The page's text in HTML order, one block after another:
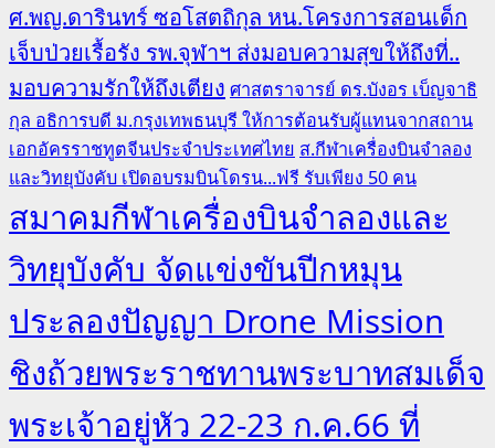
ศ.พญ.ดารินทร์ ซอโสตถิกุล หน.โครงการสอนเด็ก
เจ็บป่วยเรื้อรัง รพ.จุฬาฯ ส่งมอบความสุขให้ถึงที่..
มอบความรักให้ถึงเตียง ศาสตราจารย์ ดร.บังอร เบ็ญจาธิ
กุล อธิการบดี ม.กรุงเทพธนบุรี ให้การต้อนรับผู้แทนจากสถาน
เอกอัครราชทูตจีนประจำประเทศไทย ส.กีฬาเครื่องบินจำลอง
และวิทยุบังคับ เปิดอบรมบินโดรน...ฟรี รับเพียง 50 คน
สมาคมกีฬาเครื่องบินจำลองและ
วิทยุบังคับ จัดแข่งขันปีกหมุน
ประลองปัญญา Drone Mission
ชิงถ้วยพระราชทานพระบาทสมเด็จ
พระเจ้าอยู่หัว 22-23 ก.ค.66 ที่